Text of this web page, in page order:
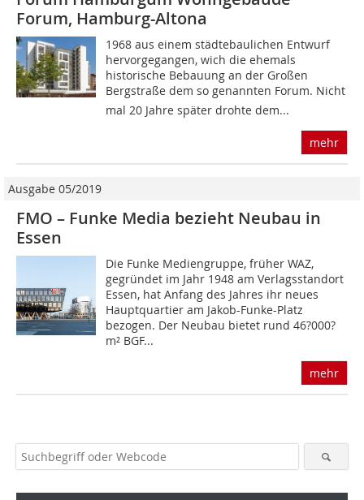
Forum, Hamburg-Altona
1968 aus einem städtebaulichen Entwurf
hervorgegangen, wich die ehemals
historische Bebauung an der Großen
Bergstraße dem so genannten Forum. Nicht
mal 20 Jahre später drohte dem...
mehr
Ausgabe 05/2019
FMO – Funke Media bezieht Neubau in
Essen
Die Funke Mediengruppe, früher WAZ,
gegründet im Jahr 1948 am Verlagsstandort
Essen, hat Anfang des Jahres ihr neues
Hauptquartier am Jakob-Funke-Platz
bezogen. Der Neubau bietet rund 46?000?
m² BGF...
mehr